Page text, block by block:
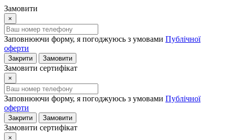
Замовити
×
Заповнюючи форму, я погоджуюсь з умовами Публічної
оферти
Закрити Замовити
Замовити сертифікат
×
Заповнюючи форму, я погоджуюсь з умовами Публічної
оферти
Закрити Замовити
Замовити сертифікат
×